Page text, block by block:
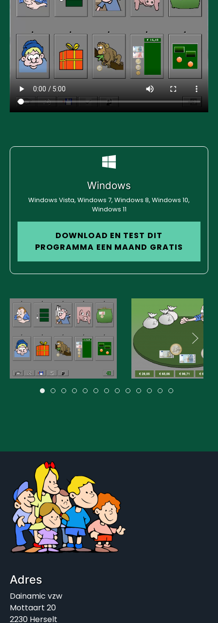
Windows
Windows Vista, Windows 7, Windows 8, Windows 10,
Windows 11
DOWNLOAD EN TEST DIT
PROGRAMMA EEN MAAND GRATIS
Adres
Dainamic vzw
Mottaart 20
2230 Herselt